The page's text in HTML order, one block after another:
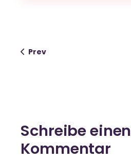
Prev
Schreibe einen
Kommentar